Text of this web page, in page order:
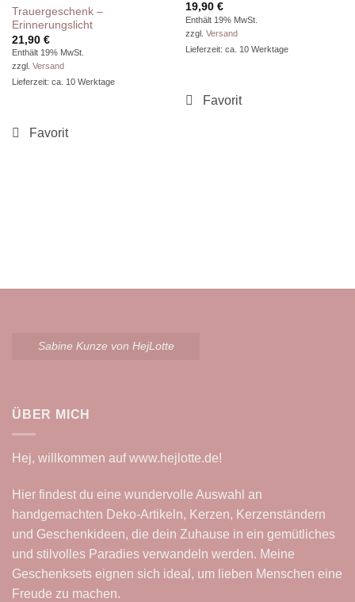
Trauergeschenk –
Erinnerungslicht
21,90 €
Enthält 19% MwSt.
zzgl. Versand
Lieferzeit: ca. 10 Werktage
19,90 €
Enthält 19% MwSt.
zzgl. Versand
Lieferzeit: ca. 10 Werktage
Sabine Kunze von HejLotte
ÜBER MICH
Hej, willkommen aufwww.hejlotte.de!
Hier findest du eine wundervolle Auswahl an
handgemachten Deko-Artikeln, Kerzen, Kerzenständern
und Geschenkideen, die dein Zuhause in ein gemütliches
und stilvolles Paradies verwandeln werden. Meine
Geschenksets eignen sich ideal, um lieben Menschen eine
Freude zu machen.